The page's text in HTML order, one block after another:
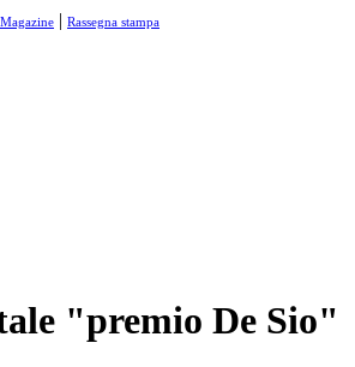
| Rassegna stampa
"premio De Sio"